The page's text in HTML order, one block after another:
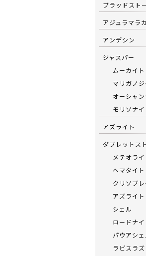
ブラッドスト
アジュラマラ
アンデシン
ジャスパー
ムーカイト
マリガノ
オーシャ
モリソナイ
アズライト
ダブレットス
メテオライ
ヘマタイト
クリソプ
アズライト
シェル
ロードナイ
パウアシェ
ラピスラズ